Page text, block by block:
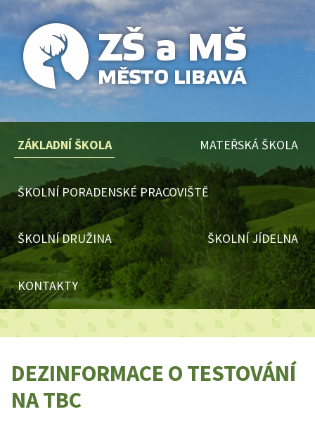
ZÁKLADNÍ ŠKOLA MATEŘSKÁ ŠKOLA
ŠKOLNÍ PORADENSKÉ PRACOVIŠTĚ
ŠKOLNÍ DRUŽINA ŠKOLNÍ JÍDELNA
KONTAKTY
DEZINFORMACE O TESTOVÁNÍ
NA TBC